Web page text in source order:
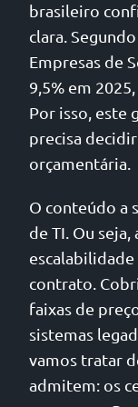
brasileiro
clara.
Empresas de
9,5% em
Por isso, este
precisa
orçamentária.
O conteúdo a
de TI. Ou seja,
contrato.
faixas de
sistemas
vamos tratar
admitem: os